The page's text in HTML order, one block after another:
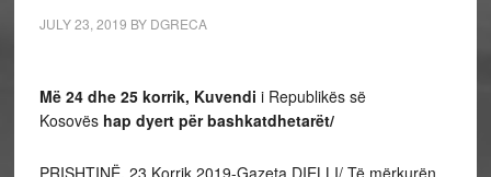
JULY 23, 2019 BY DGRECA
Më 24 dhe 25 korrik, Kuvendi i Republikës së
Kosovës hap dyert për bashkatdhetarët/
PRISHTINË, 23 Korrik 2019-Gazeta DIELLI/ Të mërkurën